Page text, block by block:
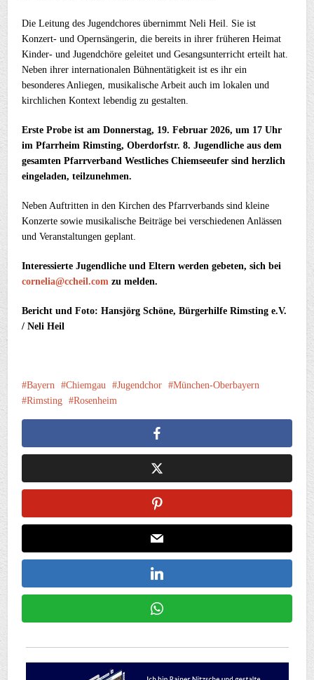
Die Leitung des Jugendchores übernimmt Neli Heil. Sie ist
Konzert- und Opernsängerin, die bereits in ihrer früheren Heimat
Kinder- und Jugendchöre geleitet und Gesangsunterricht erteilt hat.
Neben ihrer internationalen Bühnentätigkeit ist es ihr ein
besonderes Anliegen, musikalische Arbeit auch im lokalen und
kirchlichen Kontext lebendig zu gestalten.
Erste Probe ist am Donnerstag, 19. Februar 2026, um 17 Uhr
im Pfarrheim Rimsting, Oberdorfstr. 8. Jugendliche aus dem
gesamten Pfarrverband Westliches Chiemseeufer sind herzlich
eingeladen, teilzunehmen.
Neben Auftritten in den Kirchen des Pfarrverbands sind kleine
Konzerte sowie musikalische Beiträge bei verschiedenen Anlässen
und Veranstaltungen geplant.
Interessierte Jugendliche und Eltern werden gebeten, sich bei
cornelia@ccheil.com zu melden.
Bericht und Foto: Hansjörg Schöne, Bürgerhilfe Rimsting e.V.
/ Neli Heil
Bayern Chiemgau Jugendchor
München-Oberbayern
Rimsting
Rosenheim